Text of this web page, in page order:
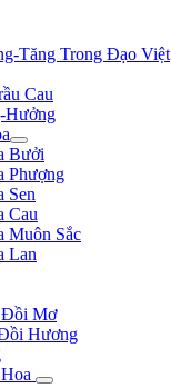
Tăng Trong Đạo Việt
Cau
Hưởng
Bưởi
Phượng
Sen
Cau
Muôn Sắc
Lan
Đồi Mơ
Hương